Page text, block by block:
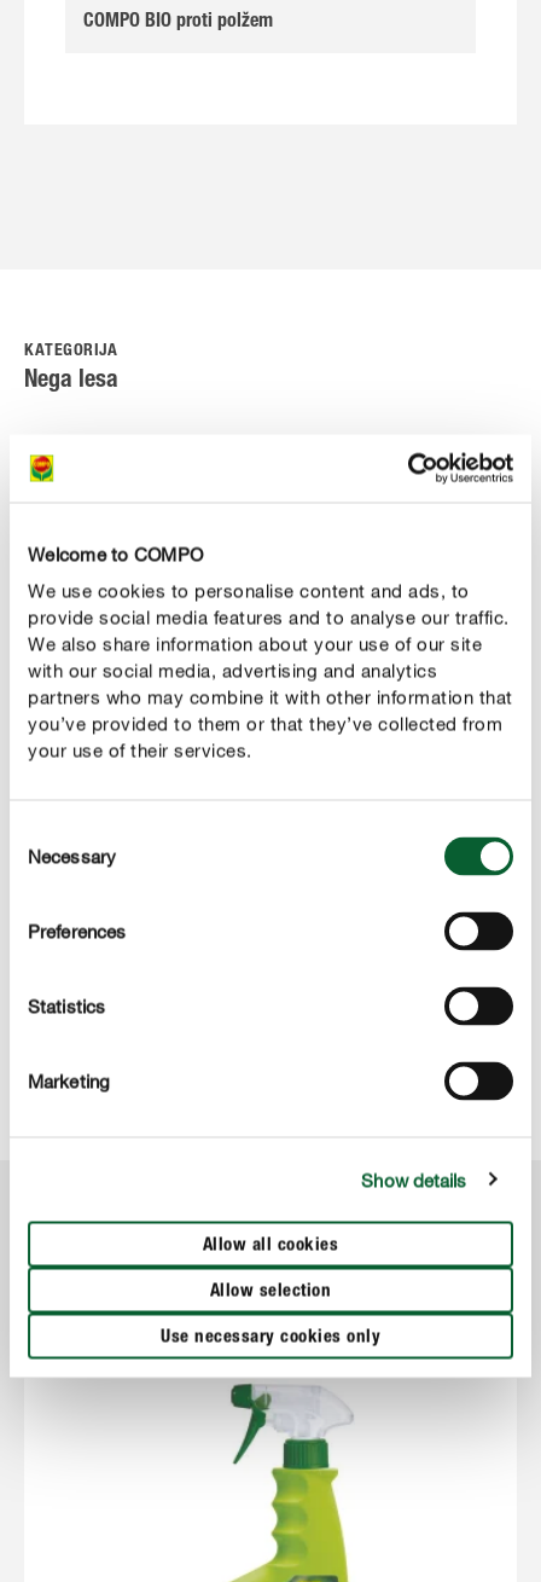
Welcome to COMPO
We use cookies to personalise content and ads, to
provide social media features and to analyse our traffic.
We also share information about your use of our site
with our social media, advertising and analytics
partners who may combine it with other information that
you’ve provided to them or that they’ve collected from
your use of their services.
Selection
Necessary
Preferences
Statistics
Marketing
Show details
Allow all cookies
Allow selection
Use necessary cookies only
COMPO BIO proti polžem
KATEGORIJA
Nega lesa
Zatiranje gliv